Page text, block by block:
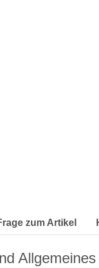
zum Artikel
Allgemeines